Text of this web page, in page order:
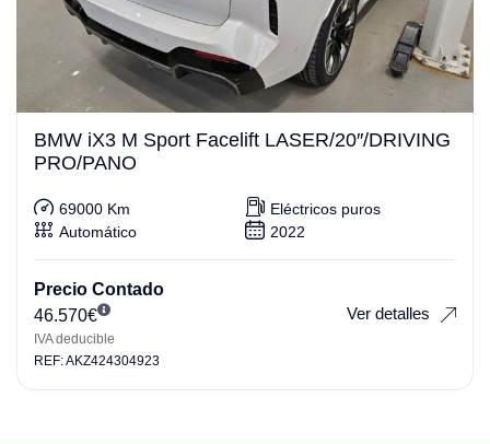
BMW iX3 M Sport Facelift LASER/20″/DRIVING
PRO/PANO
69000 Km
Eléctricos puros
Automático
2022
Precio Contado
46.570€
IVA deducible
Ver detalles
REF: AKZ424304923